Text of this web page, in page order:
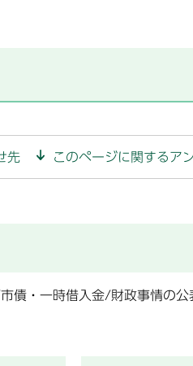
先 このページに関するア
債・一時借入金/財政事情の